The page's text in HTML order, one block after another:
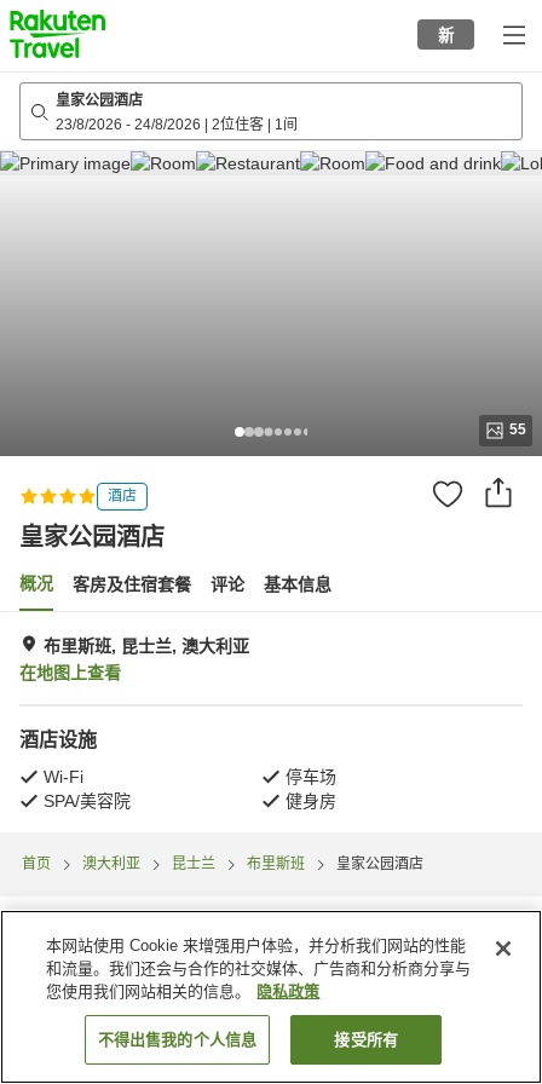
to
top
page
新
皇家公园酒店
23/8/2026 - 24/8/2026 2位住客 1间
55
酒店
皇家公园酒店
概况 客房及住宿套餐 评论 基本信息
布里斯班, 昆士兰, 澳大利亚
在地图上查看
酒店设施
Wi-Fi
停车场
SPA/美容院
健身房
首页 澳大利亚 昆士兰 布里斯班 皇家公园酒店
搜索客房
本网站使用 Cookie 来增强用户体验，并分析我们网站的性能
和流量。我们还会与合作的社交媒体、广告商和分析商分享与
您使用我们网站相关的信息。
隐私政策
不得出售我的个人信息 接受所有